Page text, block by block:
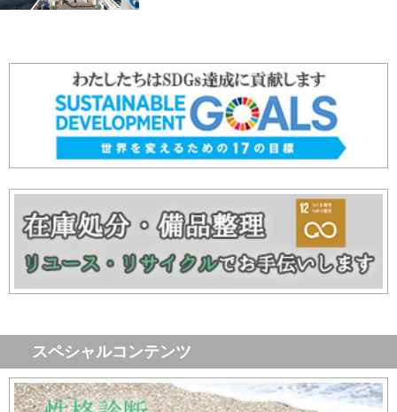
スペシャルコンテンツ